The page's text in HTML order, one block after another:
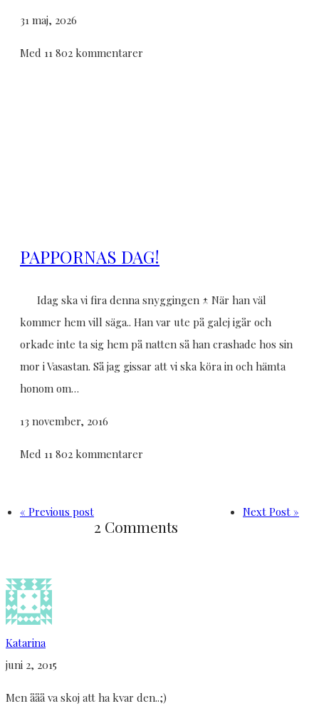
31 maj, 2026
Med 11 802 kommentarer
PAPPORNAS DAG!
Idag ska vi fira denna snyggingen ↑ När han väl
kommer hem vill säga.. Han var ute på galej igår och
orkade inte ta sig hem på natten så han crashade hos sin
mor i Vasastan. Så jag gissar att vi ska köra in och hämta
honom om…
13 november, 2016
Med 11 802 kommentarer
« Previous post Next Post »
2 Comments
Katarina
juni 2, 2015
Men ååå va skoj att ha kvar den..;)